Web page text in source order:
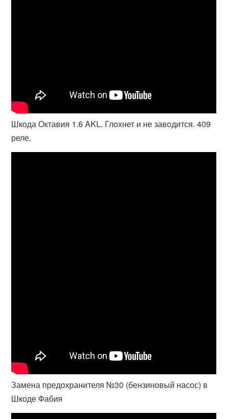
Шкода Октавия 1.6 AKL. Глохнет и не заводится. 409
реле.
Замена предохранителя №30 (бензиновый насос) в
Шкоде Фабия